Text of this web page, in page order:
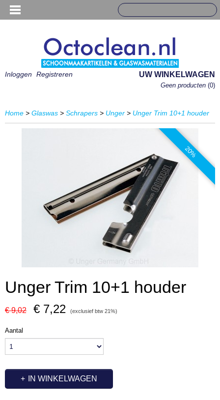
Inloggen Registreren UW WINKELWAGEN
Geen producten (0)
Home > Glaswas > Schrapers > Unger > Unger Trim 10+1 houder
20%
Unger Trim 10+1 houder
€ 9,02 € 7,22 (exclusief btw 21%)
Aantal
IN WINKELWAGEN